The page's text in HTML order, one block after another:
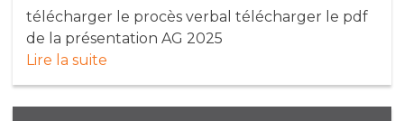
télécharger le procès verbal télécharger le pdf
de la présentation AG 2025
Lire la suite